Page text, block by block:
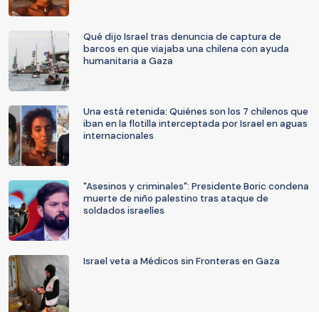
Qué dijo Israel tras denuncia de captura de
barcos en que viajaba una chilena con ayuda
humanitaria a Gaza
Una está retenida: Quiénes son los 7 chilenos que
iban en la flotilla interceptada por Israel en aguas
internacionales
"Asesinos y criminales": Presidente Boric condena
muerte de niño palestino tras ataque de
soldados israelíes
Israel veta a Médicos sin Fronteras en Gaza